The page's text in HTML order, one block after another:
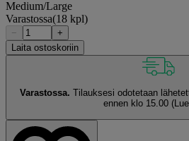
Medium/Large
Varastossa(18 kpl)
−
+
Laita ostoskoriin
Varastossa. Tilauksesi odotetaan
ennen klo 15.00